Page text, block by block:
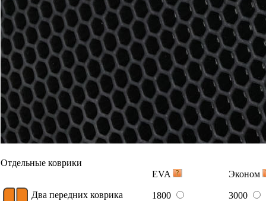
Отдельные коврики
EVA
Эконом
Два передних коврика 1800
3000